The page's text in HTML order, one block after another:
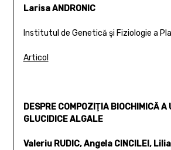
Larisa ANDRONIC
Institutul de Genetică şi Fiziologie a
Articol
DESPRE COMPOZIŢIA BIOCHIMICĂ A
GLUCIDICE ALGALE
Valeriu RUDIC, Angela CINCILEI,